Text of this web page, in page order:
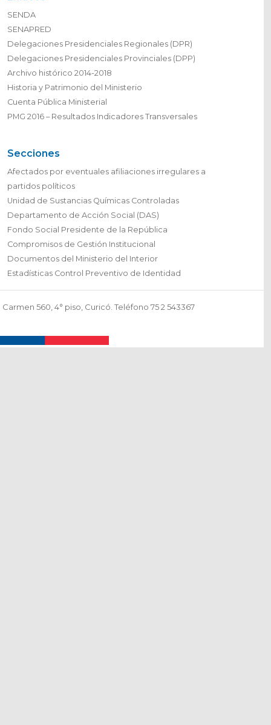
Enlaces
SENDA
SENAPRED
Delegaciones Presidenciales Regionales (DPR)
Delegaciones Presidenciales Provinciales (DPP)
Archivo histórico 2014-2018
Historia y Patrimonio del Ministerio
PMG 2016 – Resultados Indicadores Transversales
Secciones
Afectados por eventuales afiliaciones irregulares a
partidos políticos
Unidad de Sustancias Químicas Controladas
Departamento de Acción Social (DAS)
Fondo Social Presidente de la República
Compromisos de Gestión Institucional
Documentos del Ministerio del Interior
Estadísticas Control Preventivo de Identidad
Carmen 560, 4° piso, Curicó. Teléfono 75 2 543367